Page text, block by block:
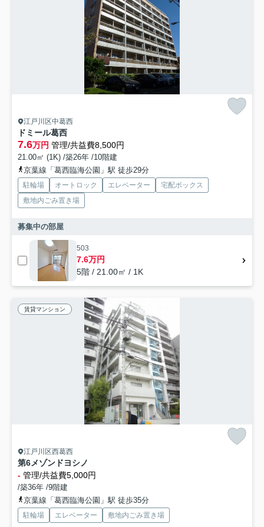
江戸川区中葛西
ドミール葛西
7.6万円 管理/共益費8,500円
21.00㎡ (1K) /築26年 /10階建
京葉線「葛西臨海公園」駅 徒歩29分
駐輪場 オートロック エレベーター
宅配ボックス
敷地内ごみ置き場
募集中の部屋
503
7.6万円
5階 / 21.00㎡ / 1K
賃貸マンション
江戸川区西葛西
第6メゾンドヨシノ
- 管理/共益費5,000円
/築36年 /9階建
京葉線「葛西臨海公園」駅 徒歩35分
駐輪場 エレベーター 敷地内ごみ置き場